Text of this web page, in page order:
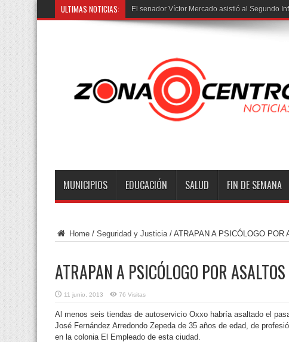
ULTIMAS NOTICIAS: Trasladan ví
MUNICIPIOS EDUCACIÓN SALUD FIN DE SEMANA
Home / Seguridad y Justicia / ATRAPAN A PSICÓLOGO POR
ATRAPAN A PSICÓLOGO POR
11 junio, 2013 76 Visitas
Al menos seis tiendas de autoservicio Oxxo habría asaltado el
José Fernández Arredondo Zepeda de 35 años de edad, de
en la colonia El Empleado de esta ciudad.